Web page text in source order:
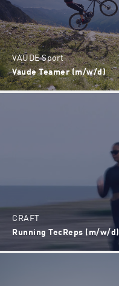
VAUDE Sport
Vaude Teamer (m/w/d)
CRAFT
Running TecReps (m/w/d)